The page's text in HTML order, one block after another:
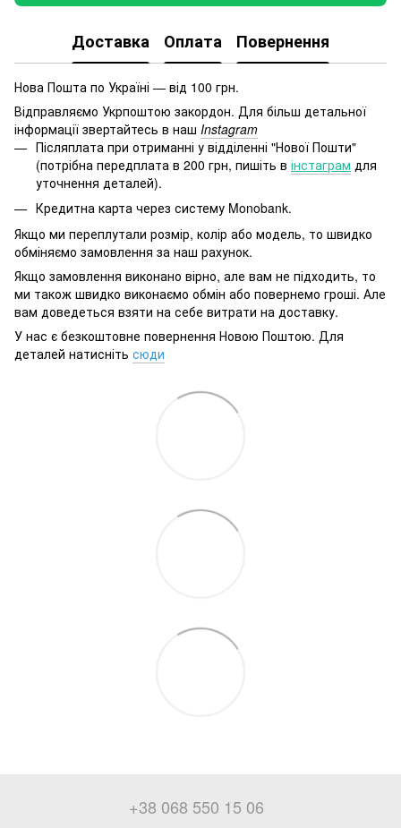
Доставка Оплата Повернення
Нова Пошта по Україні — від 100 грн.
Відправляємо Укрпоштою закордон. Для більш детальної
інформації звертайтесь в наш Instagram
Післяплата при отриманні у відділенні "Нової Пошти"
(потрібна передплата в 200 грн, пишіть в інстаграм для
уточнення деталей).
Кредитна карта через систему Monobank.
Якщо ми переплутали розмір, колір або модель, то швидко
обміняємо замовлення за наш рахунок.
Якщо замовлення виконано вірно, але вам не підходить, то
ми також швидко виконаємо обмін або повернемо гроші. Але
вам доведеться взяти на себе витрати на доставку.
У нас є безкоштовне повернення Новою Поштою. Для
деталей натисніть сюди
+38 068 550 15 06